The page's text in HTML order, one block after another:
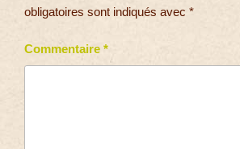
obligatoires sont indiqués avec *
Commentaire *